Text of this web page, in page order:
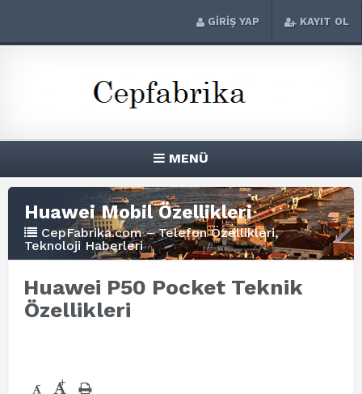
GİRİŞ YAP KAYIT OL
MENÜ
Huawei Mobil Özellikleri
CepFabrika.com – Telefon Özellikleri,
Teknoloji Haberleri
Huawei P50 Pocket Teknik
Özellikleri
- +